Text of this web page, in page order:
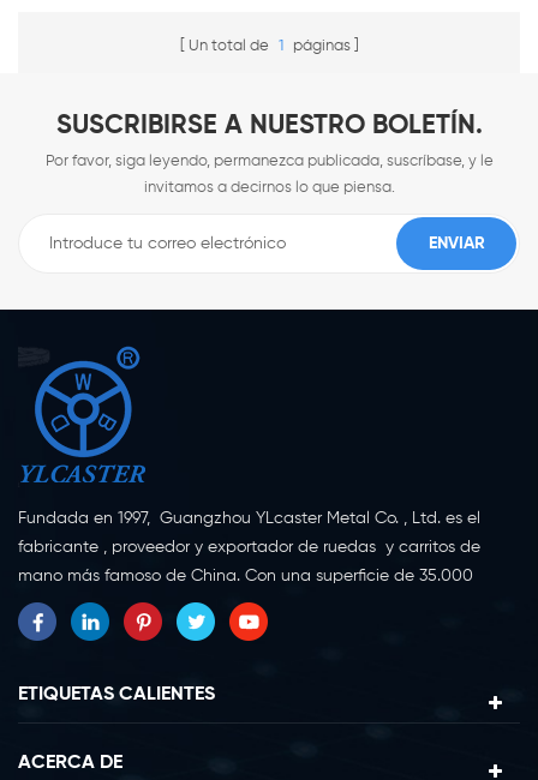
Un total de 1 páginas
SUSCRIBIRSE A NUESTRO BOLETÍN.
Por favor, siga leyendo, permanezca publicada, suscríbase, y le
invitamos a decirnos lo que piensa.
Fundada en 1997, Guangzhou YLcaster Metal Co. , Ltd. es el
fabricante , proveedor y exportador de ruedas y carritos de
mano más famoso de China. Con una superficie de 35.000
metros cuadrados, ubicada en la ciudad de Yangjiang,
provincia de Guangdong, con más de 20 expertos y unos 150
producción. Como fabricante profesional de ruedas giratorias
durante más de 20 años, nuestra empresa se especializa en la
ETIQUETAS CALIENTES
ACERCA DE